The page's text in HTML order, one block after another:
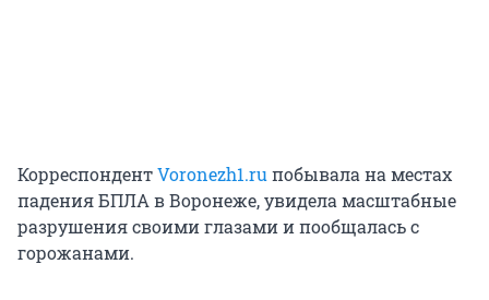
КорреспондентVoronezh1.ru побывала на местах
падения БПЛА в Воронеже, увидела масштабные
разрушения своими глазами и пообщалась с
горожанами.